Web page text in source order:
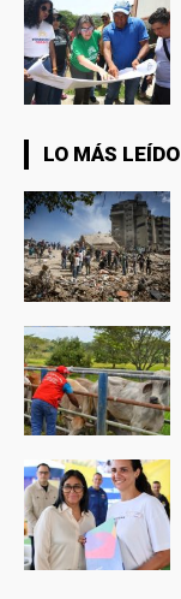
LO MÁS LEÍDO